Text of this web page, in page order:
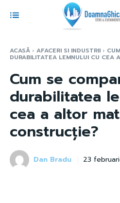
ACASĂ AFACERI SI INDUSTRII
DURABILITATEA LEMNULUI CU CEA
Cum se
durabilitatea
cea a altor
construcție?
Dan Bradu 23